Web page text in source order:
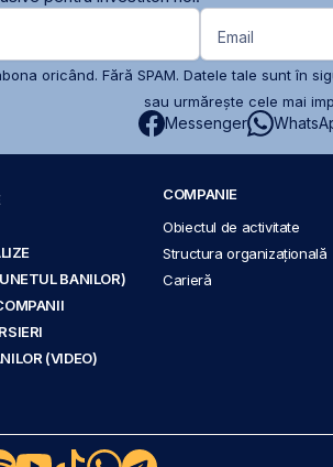
Email
oricând. Fără SPAM. Datele tale sunt în
sau urmărește cele mai
Messenger
BANILOR)
(VIDEO)
COMPANIE
Obiectul de activitate
Structura organizațională
Carieră